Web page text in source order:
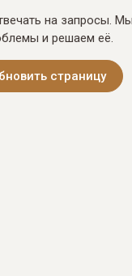
на запросы.
и решаем её.
страницу